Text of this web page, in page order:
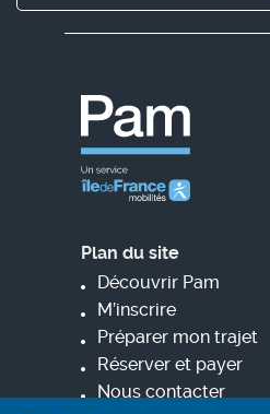
Plan du site
Découvrir Pam
M’inscrire
Préparer mon trajet
Réserver et payer
Nous contacter